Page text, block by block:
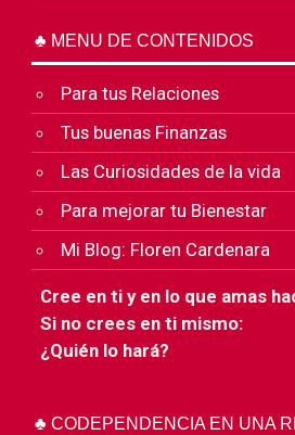
♣ MENU DE CONTENIDOS
Para tus Relaciones
Tus buenas Finanzas
Las Curiosidades de la vida
Para mejorar tu Bienestar
Mi Blog: Floren Cardenara
Cree en ti y en lo que amas
Si no crees en ti mismo:
¿Quién lo hará?
♣ CODEPENDENCIA EN UNA